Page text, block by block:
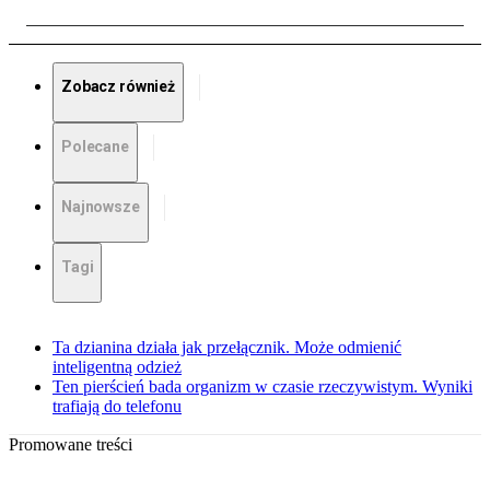
Zobacz również
Polecane
Najnowsze
Tagi
Ta dzianina działa jak przełącznik. Może odmienić
inteligentną odzież
Ten pierścień bada organizm w czasie rzeczywistym. Wyniki
trafiają do telefonu
Promowane treści